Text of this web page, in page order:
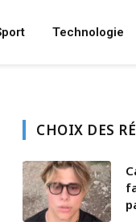
Technologie
CHOIX DES